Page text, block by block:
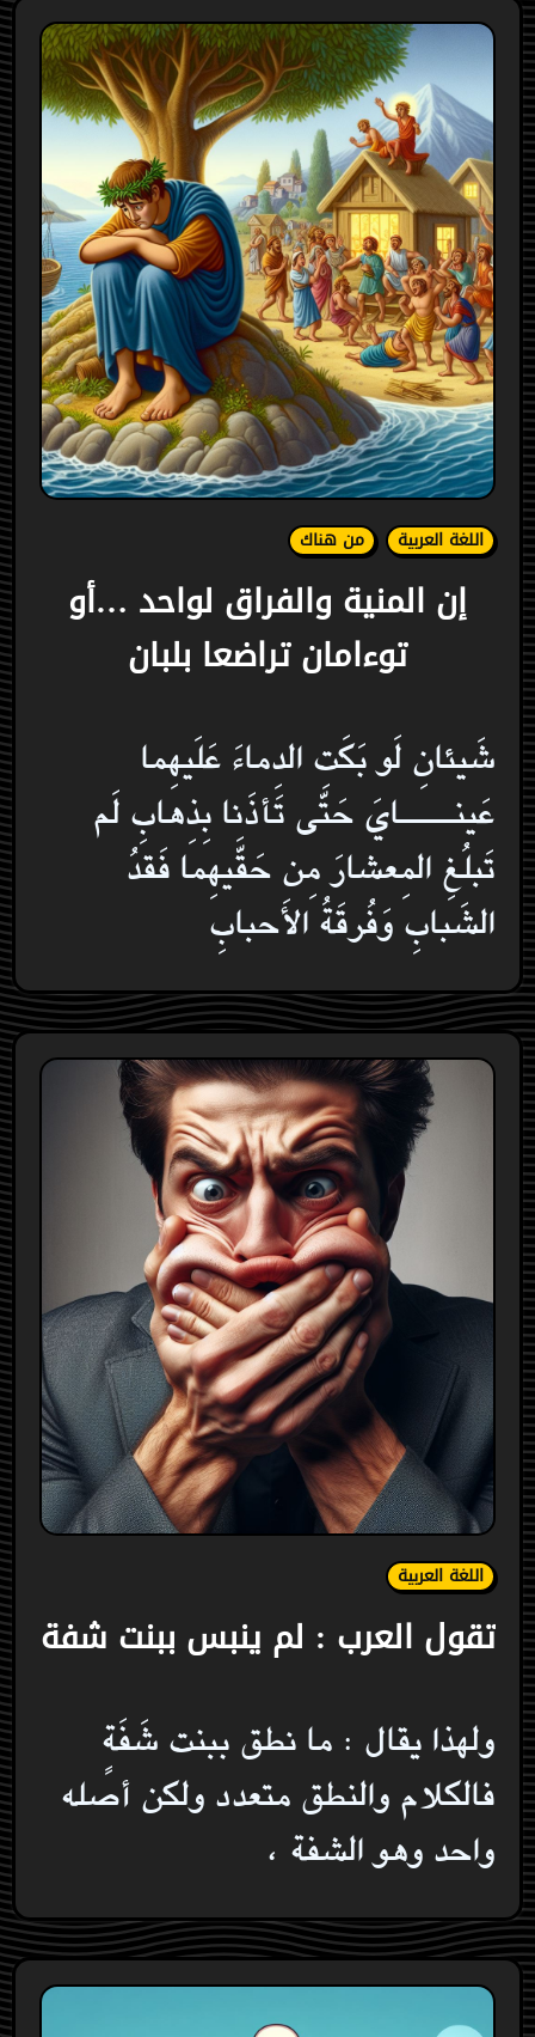
اللغة العربية من هناك
إن المنية والفراق لواحد …أو
توءامان تراضعا بلبان
شَيئانِ لَو بَكَتِ الدِماءَ عَلَيهِما
عَينـــــايَ حَتّى تَأذَنا بِذِهابِ لَم
تَبلُغِ المِعشارَ مِن حَقَّيهِما فَقدُ
الشَبابِ وَفُرقَةُ الأَحبابِ
اللغة العربية
تقول العرب : لم ينبس ببنت شفة
ولهذا يقال : ما نطق ببنت شَفَةٍ
فالكلام والنطق متعدد ولكن أصله
واحد وهو الشفة ،